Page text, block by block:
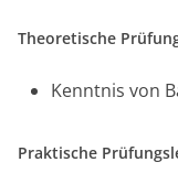
Theoretische
Kenntnis von
Praktische